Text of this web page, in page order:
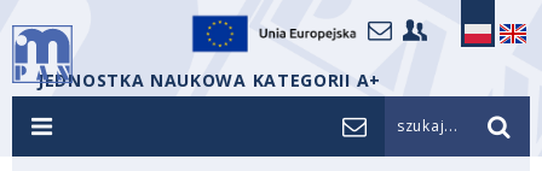
JEDNOSTKA NAUKOWA KATEGORII A+
szukaj...